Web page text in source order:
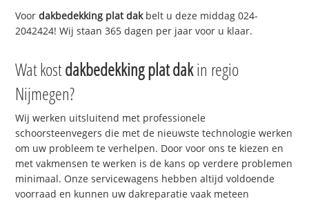
Voordakbedekking plat dakbelt u deze middag 024-
2042424! Wij staan 365 dagen per jaar voor u klaar.
Wat kostdakbedekking plat dakin regio
Nijmegen?
Wij werken uitsluitend met professionele
schoorsteenvegers die met de nieuwste technologie werken
om uw probleem te verhelpen. Door voor ons te kiezen en
met vakmensen te werken is de kans op verdere problemen
minimaal. Onze servicewagens hebben altijd voldoende
voorraad en kunnen uw dakreparatie vaak meteen